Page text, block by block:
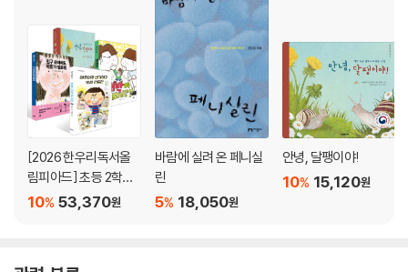
[2026 한우리독서올
림피아드] 초등 2학년
필독서 세트53,370원
10%
바람에 실려 온 페니실
린
18,050원
5%
안녕, 달팽이야!
15,120원
10%